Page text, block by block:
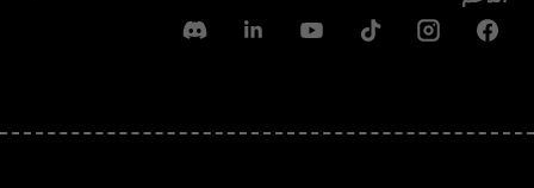
Facebook
Instagram
Tiktok
Youtube
Linkedin
Discord